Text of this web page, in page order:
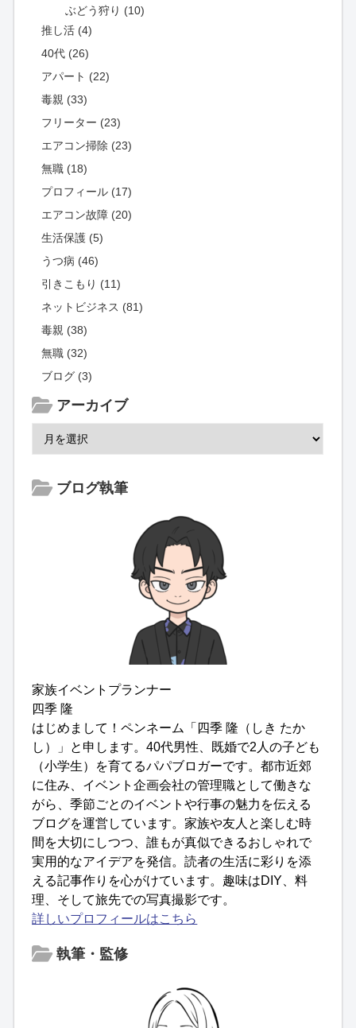
ぶどう狩り (10)
推し活 (4)
40代 (26)
アパート (22)
毒親 (33)
フリーター (23)
エアコン掃除 (23)
無職 (18)
プロフィール (17)
エアコン故障 (20)
生活保護 (5)
うつ病 (46)
引きこもり (11)
ネットビジネス (81)
毒親 (38)
無職 (32)
ブログ (3)
アーカイブ
ブログ執筆
家族イベントプランナー
四季 隆
はじめまして！ペンネーム「四季 隆（しき たか
し）」と申します。40代男性、既婚で2人の子ども
（小学生）を育てるパパブロガーです。都市近郊
に住み、イベント企画会社の管理職として働きな
がら、季節ごとのイベントや行事の魅力を伝える
ブログを運営しています。家族や友人と楽しむ時
間を大切にしつつ、誰もが真似できるおしゃれで
実用的なアイデアを発信。読者の生活に彩りを添
える記事作りを心がけています。趣味はDIY、料
理、そして旅先での写真撮影です。
詳しいプロフィールはこちら
執筆・監修